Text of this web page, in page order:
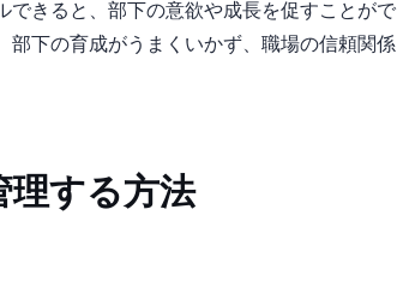
できると、部下の意欲や成長を促すことがで
部下の育成がうまくいかず、職場の信頼関係
理する方法